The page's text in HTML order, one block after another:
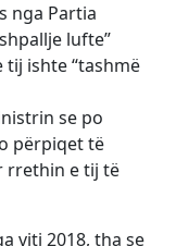
nga Partia
lufte”
ishte “tashmë
se po
përpiqet të
rrethin e tij të
viti 2018, tha se